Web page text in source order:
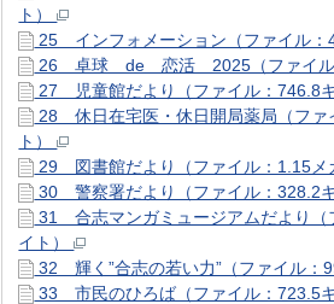
ト）
25 インフォメーション（ファイル
26 卓球 de 恋活 2025（ファイル
27 児童館だより（ファイル：746.8
28 休日在宅医・休日開局薬局（ファ
ト）
29 図書館だより（ファイル：1.15
30 警察署だより（ファイル：328.2
31 合志マンガミュージアムだより（
イト）
32 輝く”合志の若い力”（ファイル：
33 市民のひろば（ファイル：723.5